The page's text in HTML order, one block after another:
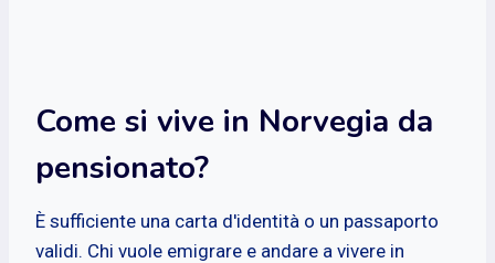
Come si vive in Norvegia da
pensionato?
È sufficiente una carta d'identità o un passaporto
validi. Chi vuole emigrare e andare a vivere in